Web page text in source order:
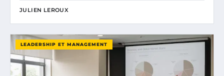
JULIEN LEROUX
LEADERSHIP ET MANAGEMENT